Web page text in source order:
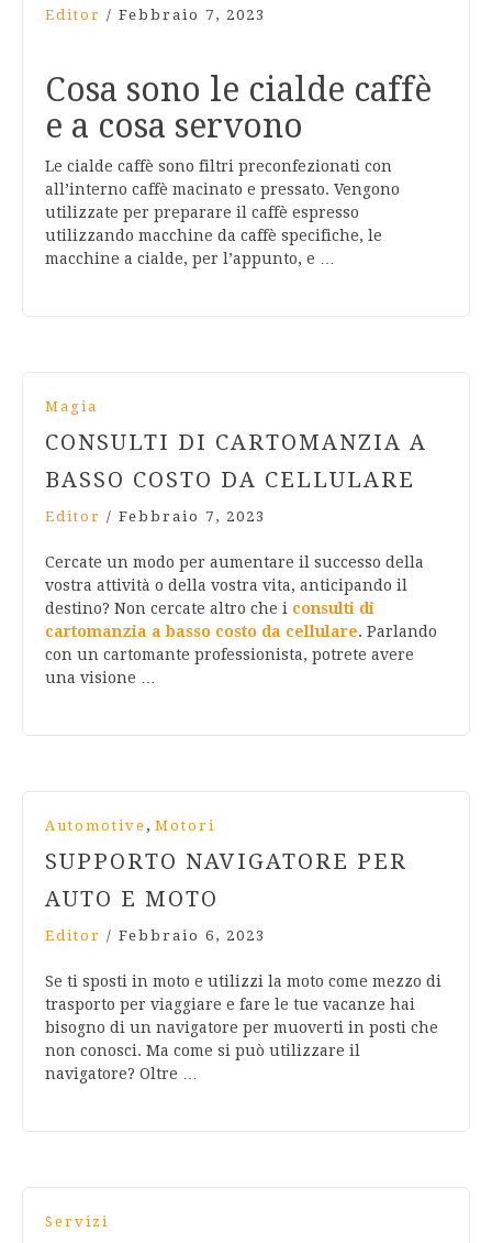
Editor / Febbraio 7, 2023
Cosa sono le cialde caffè
e a cosa servono
Le cialde caffè sono filtri preconfezionati con
all’interno caffè macinato e pressato. Vengono
utilizzate per preparare il caffè espresso
utilizzando macchine da caffè specifiche, le
macchine a cialde, per l’appunto, e …
Magia
CONSULTI DI CARTOMANZIA A
BASSO COSTO DA CELLULARE
Editor / Febbraio 7, 2023
Cercate un modo per aumentare il successo della
vostra attività o della vostra vita, anticipando il
destino? Non cercate altro che i consulti di
cartomanzia a basso costo da cellulare. Parlando
con un cartomante professionista, potrete avere
una visione …
Automotive , Motori
SUPPORTO NAVIGATORE PER
AUTO E MOTO
Editor / Febbraio 6, 2023
Se ti sposti in moto e utilizzi la moto come mezzo di
trasporto per viaggiare e fare le tue vacanze hai
bisogno di un navigatore per muoverti in posti che
non conosci. Ma come si può utilizzare il
navigatore? Oltre …
Servizi